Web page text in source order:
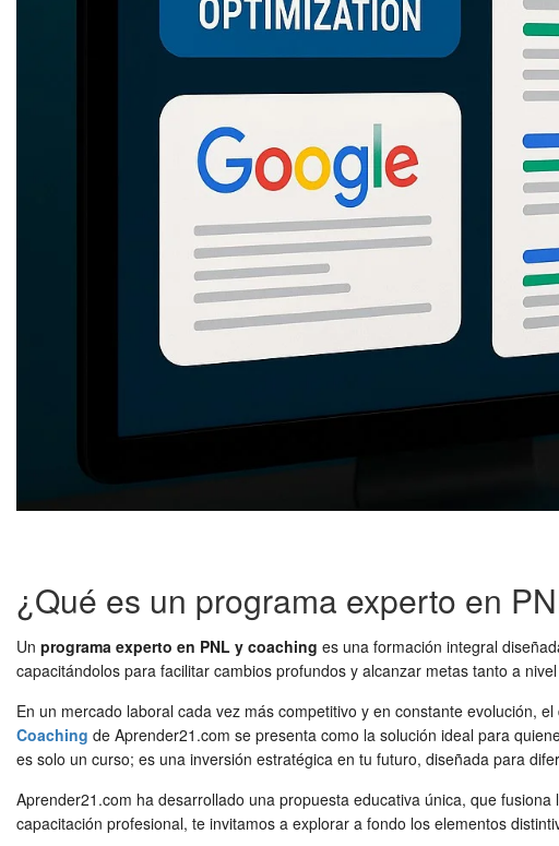
¿Qué es un programa experto en
Un programa experto en PNL y coaching es una formación integral
capacitándolos para facilitar cambios profundos y alcanzar metas tanto a
En un mercado laboral cada vez más competitivo y en constante evolución,
Coaching de Aprender21.com se presenta como la solución ideal para
es solo un curso; es una inversión estratégica en tu futuro, diseñada para
Aprender21.com ha desarrollado una propuesta educativa única, que
capacitación profesional, te invitamos a explorar a fondo los elementos